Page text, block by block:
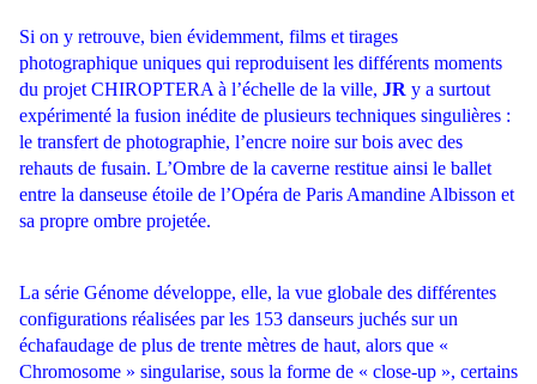
Si on y retrouve, bien évidemment, films et tirages
photographique uniques qui reproduisent les différents moments
du projet CHIROPTERA à l’échelle de la ville, JR y a surtout
expérimenté la fusion inédite de plusieurs techniques singulières :
le transfert de photographie, l’encre noire sur bois avec des
rehauts de fusain. L’Ombre de la caverne restitue ainsi le ballet
entre la danseuse étoile de l’Opéra de Paris Amandine Albisson et
sa propre ombre projetée.
La série Génome développe, elle, la vue globale des différentes
configurations réalisées par les 153 danseurs juchés sur un
échafaudage de plus de trente mètres de haut, alors que «
Chromosome » singularise, sous la forme de « close-up », certains